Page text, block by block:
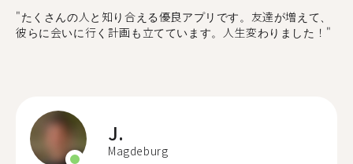
"たくさんの人と知り合える優良アプリです。友達が増えて、
彼らに会いに行く計画も立てています。人生変わりました！"
J.
Magdeburg